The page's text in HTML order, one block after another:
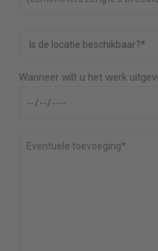
Wanneer wilt u het werk